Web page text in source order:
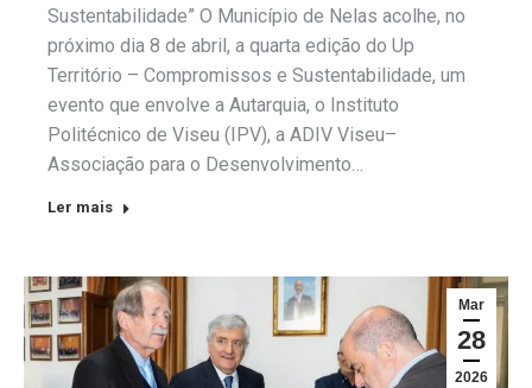
Sustentabilidade” O Município de Nelas acolhe, no
próximo dia 8 de abril, a quarta edição do Up
Território – Compromissos e Sustentabilidade, um
evento que envolve a Autarquia, o Instituto
Politécnico de Viseu (IPV), a ADIV Viseu–
Associação para o Desenvolvimento…
Ler mais
Mar
28
2026